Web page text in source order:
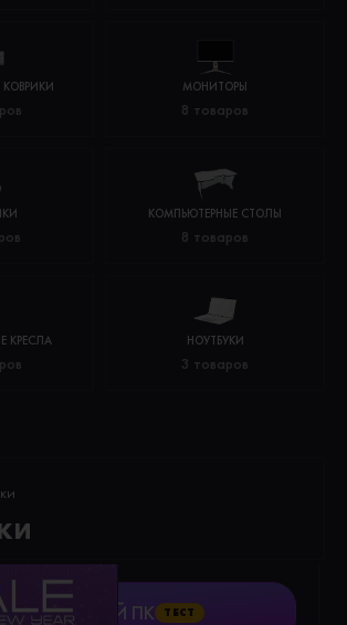
МОНИТОРЫ
8 товаров
КОМПЬЮТЕРНЫЕ СТОЛЫ
8 товаров
КРЕСЛА НОУТБУКИ
3 товаров
СОБРАТЬ СВОЙ ПК ТЕСТ